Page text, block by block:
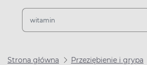
Strona główna Przeziębienie i grypa